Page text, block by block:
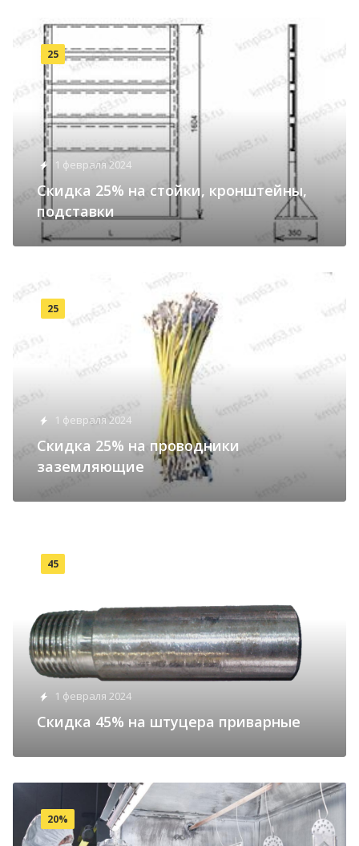
1 февраля 2024
Cкидка 25% на cтойки, кронштейны,
подставки
25
1 февраля 2024
Cкидка 25% на проводники
заземляющие
25
1 февраля 2024
Cкидка 45% на штуцера приварные
45
20%